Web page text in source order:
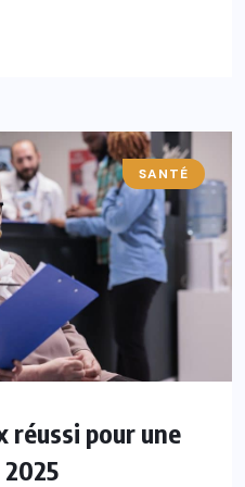
SANTÉ
réussi pour une